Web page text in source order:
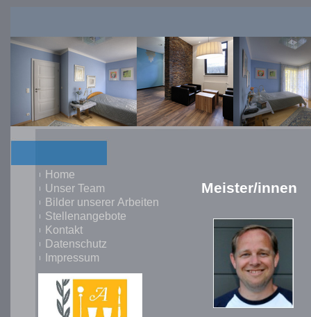
Home
Unser Team
Bilder unserer Arbeiten
Stellenangebote
Kontakt
Datenschutz
Impressum
Meister/innen